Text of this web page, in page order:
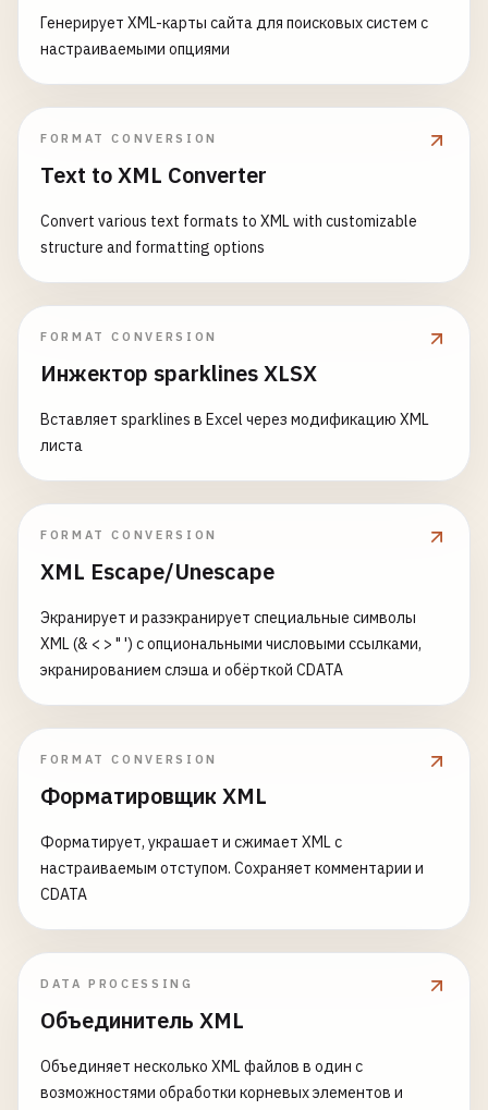
Генерирует XML-карты сайта для поисковых систем с
настраиваемыми опциями
FORMAT CONVERSION
Text to XML Converter
Convert various text formats to XML with customizable
structure and formatting options
FORMAT CONVERSION
Инжектор sparklines XLSX
Вставляет sparklines в Excel через модификацию XML
листа
FORMAT CONVERSION
XML Escape/Unescape
Экранирует и разэкранирует специальные символы
XML (& < > " ') с опциональными числовыми ссылками,
экранированием слэша и обёрткой CDATA
FORMAT CONVERSION
Форматировщик XML
Форматирует, украшает и сжимает XML с
настраиваемым отступом. Сохраняет комментарии и
CDATA
DATA PROCESSING
Объединитель XML
Объединяет несколько XML файлов в один с
возможностями обработки корневых элементов и